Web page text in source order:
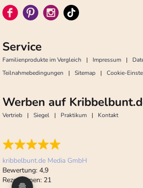
Service
Familienprodukte im Vergleich Impressum
Teilnahmebedingungen
Sitemap Cookie-
Werben auf
Vertrieb Siegel Praktikum Kontakt
kribbelbunt.de Media GmbH
Bewertung: 4,9
Rezensionen: 21